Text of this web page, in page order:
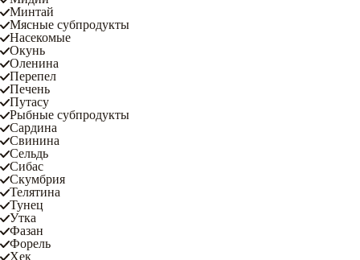
Минтай
Мясные субпродукты
Насекомые
Окунь
Оленина
Перепел
Печень
Путасу
Рыбные субпродукты
Сардина
Свинина
Сельдь
Сибас
Скумбрия
Телятина
Тунец
Утка
Фазан
Форель
Хек